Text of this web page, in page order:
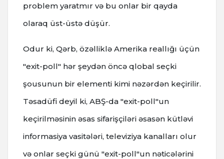
problem yaratmır və bu onlar bir qayda
olaraq üst-üstə düşür.
Odur ki, Qərb, özəlliklə Amerika reallığı üçün
"exit-poll" hər şeydən öncə qlobal seçki
şousunun bir elementi kimi nəzərdən keçirilir.
Təsadüfi deyil ki, ABŞ-da "exit-poll"un
keçirilməsinin əsas sifarişçiləri əsasən kütləvi
informasiya vasitələri, televiziya kanalları olur
və onlar seçki günü "exit-poll"un nəticələrini